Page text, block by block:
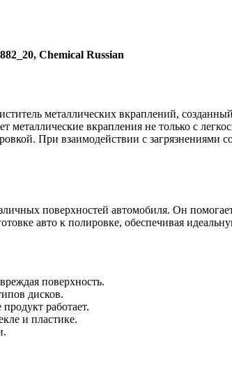
Chemical Russian
металлических вкраплений,
металлические вкрапления не только с
При взаимодействии с загрязнениями
поверхностей автомобиля. Он
авто к полировке, обеспечивая
поверхность.
дисков.
работает.
и пластике.